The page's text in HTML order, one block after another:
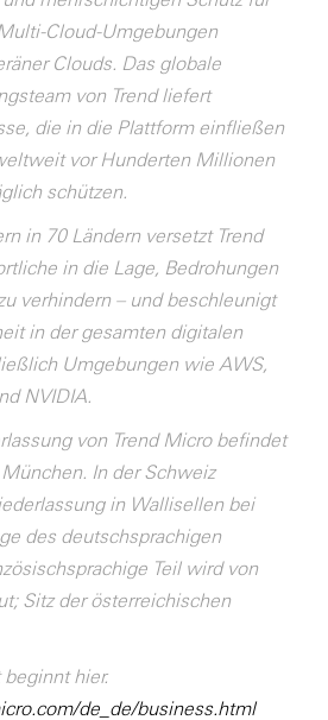
Cloud-Umgebungen
Clouds. Das globale
von Trend liefert
die in die Plattform einfließen
vor Hunderten Millionen
schützen.
in 70 Ländern versetzt Trend
in die Lage, Bedrohungen
verhindern – und beschleunigt
in der gesamten digitalen
Umgebungen wie AWS,
NVIDIA.
von Trend Micro befindet
In der Schweiz
in Wallisellen bei
des deutschsprachigen
Teil wird von
Sitz der österreichischen
hier.
de_de/business.html